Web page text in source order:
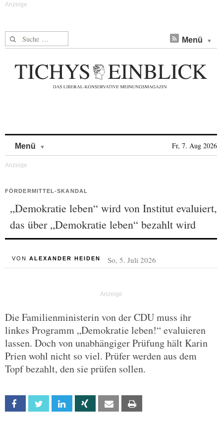
Suche nach: Menü
Menü Fr, 7. Aug 2026
FÖRDERMITTEL-SKANDAL
„Demokratie leben“ wird von Institut evaluiert,
das über „Demokratie leben“ bezahlt wird
VON ALEXANDER HEIDEN So, 5. Juli 2026
Die Familienministerin von der CDU muss ihr
linkes Programm „Demokratie leben!“ evaluieren
lassen. Doch von unabhängiger Prüfung hält Karin
Prien wohl nicht so viel. Prüfer werden aus dem
Topf bezahlt, den sie prüfen sollen.
Facebook Twitter Linkedin Xing Email